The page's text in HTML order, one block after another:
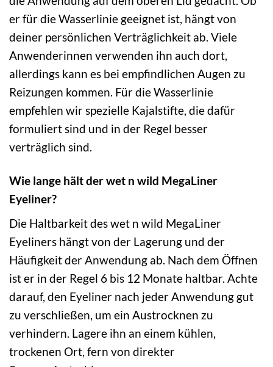
er für die Wasserlinie geeignet ist, hängt von
deiner persönlichen Verträglichkeit ab. Viele
Anwenderinnen verwenden ihn auch dort,
allerdings kann es bei empfindlichen Augen zu
Reizungen kommen. Für die Wasserlinie
empfehlen wir spezielle Kajalstifte, die dafür
formuliert sind und in der Regel besser
verträglich sind.
Wie lange hält der wet n wild MegaLiner
Eyeliner?
Die Haltbarkeit des wet n wild MegaLiner
Eyeliners hängt von der Lagerung und der
Häufigkeit der Anwendung ab. Nach dem Öffnen
ist er in der Regel 6 bis 12 Monate haltbar. Achte
darauf, den Eyeliner nach jeder Anwendung gut
zu verschließen, um ein Austrocknen zu
verhindern. Lagere ihn an einem kühlen,
trockenen Ort, fern von direkter